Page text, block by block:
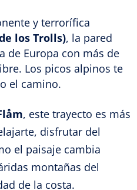
y terrorífica
los Trolls), la pared
de Europa con más de
Los picos alpinos te
el camino.
, este trayecto es más
disfrutar del
el paisaje cambia
montañas del
de la costa.